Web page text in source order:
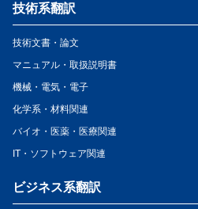
技術系翻訳
技術文書・論文
マニュアル・取扱説明書
機械・電気・電子
化学系・材料関連
バイオ・医薬・医療関連
IT・ソフトウェア関連
ビジネス系翻訳